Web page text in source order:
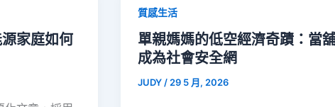
家庭如何
質感生活
單親媽媽的低空經濟奇蹟：當
成為社會安全網
JUDY / 29 5 月, 2026